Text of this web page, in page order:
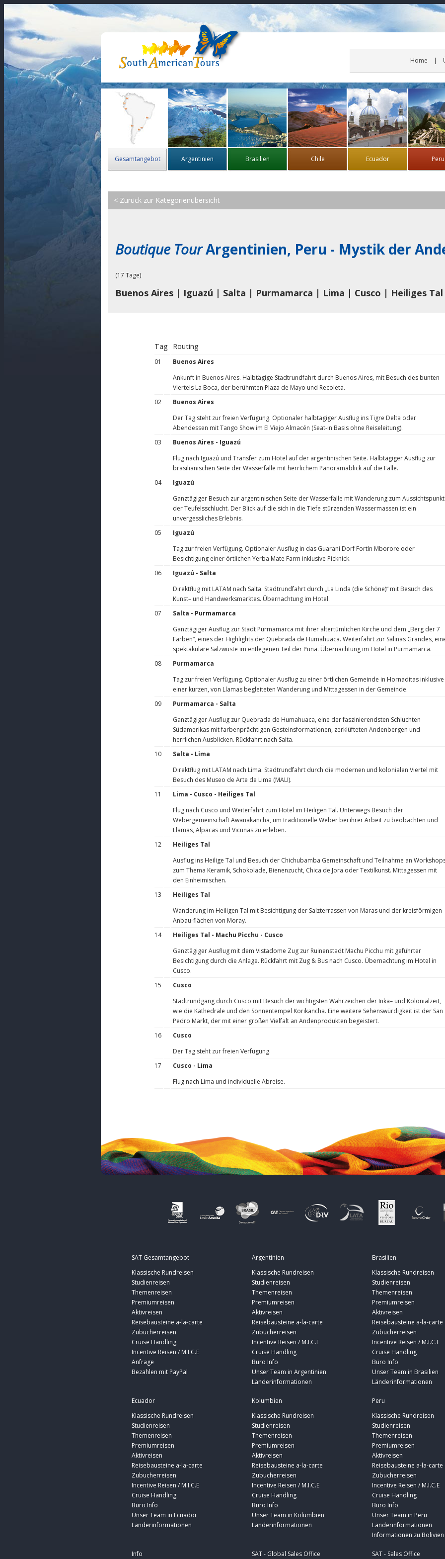
Home
Gesamtangebot Argentinien Brasilien Chile Ecuador Peru
< Zurück zur Kategorienübersicht
Boutique TourArgentinien, Peru - Mystik der
(17 Tage)
Buenos Aires | Iguazú | Salta | Purmamarca | Lima | Cusco | Heiliges Tal
Tag Routing
01
Buenos Aires
Ankunft in Buenos Aires. Halbtägige Stadtrundfahrt durch Buenos Aires, mit Besuch des bunten
Viertels La Boca, der berühmten Plaza de Mayo und Recoleta.
02
Buenos Aires
Der Tag steht zur freien Verfügung. Optionaler halbtägiger Ausflug ins Tigre Delta oder
Abendessen mit Tango Show im El Viejo Almacén (Seat-in Basis ohne Reiseleitung).
03
Buenos Aires - Iguazú
Flug nach Iguazú und Transfer zum Hotel auf der argentinischen Seite. Halbtägiger Ausflug zur
brasilianischen Seite der Wasserfälle mit herrlichem Panoramablick auf die Fälle.
04
Iguazú
Ganztägiger Besuch zur argentinischen Seite der Wasserfälle mit Wanderung zum Aussichtspunkt
der Teufelsschlucht. Der Blick auf die sich in die Tiefe stürzenden Wassermassen ist ein
unvergessliches Erlebnis.
05
Iguazú
Tag zur freien Verfügung. Optionaler Ausflug in das Guarani Dorf Fortín Mborore oder
Besichtigung einer örtlichen Yerba Mate Farm inklusive Picknick.
06
Iguazú - Salta
Direktflug mit LATAM nach Salta. Stadtrundfahrt durch „La Linda (die Schöne)“ mit Besuch des
Kunst– und Handwerksmarktes. Übernachtung im Hotel.
07
Salta - Purmamarca
Ganztägiger Ausflug zur Stadt Purmamarca mit ihrer altertümlichen Kirche und dem „Berg der 7
Farben“, eines der Highlights der Quebrada de Humahuaca. Weiterfahrt zur Salinas Grandes,
spektakuläre Salzwüste im entlegenen Teil der Puna. Übernachtung im Hotel in Purmamarca.
08
Purmamarca
Tag zur freien Verfügung. Optionaler Ausflug zu einer örtlichen Gemeinde in Hornaditas inklusive
einer kurzen, von Llamas begleiteten Wanderung und Mittagessen in der Gemeinde.
09
Purmamarca - Salta
Ganztägiger Ausflug zur Quebrada de Humahuaca, eine der faszinierendsten Schluchten
Südamerikas mit farbenprächtigen Gesteinsformationen, zerklüfteten Andenbergen und
herrlichen Ausblicken. Rückfahrt nach Salta.
10
Salta - Lima
Direktflug mit LATAM nach Lima. Stadtrundfahrt durch die modernen und kolonialen Viertel mit
Besuch des Museo de Arte de Lima (MALI).
11
Lima - Cusco - Heiliges Tal
Flug nach Cusco und Weiterfahrt zum Hotel im Heiligen Tal. Unterwegs Besuch der
Webergemeinschaft Awanakancha, um traditionelle Weber bei ihrer Arbeit zu beobachten und
Llamas, Alpacas und Vicunas zu erleben.
12
Heiliges Tal
Ausflug ins Heilige Tal und Besuch der Chichubamba Gemeinschaft und Teilnahme an
zum Thema Keramik, Schokolade, Bienenzucht, Chica de Jora oder Textilkunst. Mittagessen mit
den Einheimischen.
13
Heiliges Tal
Wanderung im Heiligen Tal mit Besichtigung der Salzterrassen von Maras und der kreisförmigen
Anbau-flächen von Moray.
14
Heiliges Tal - Machu Picchu - Cusco
Ganztägiger Ausflug mit dem Vistadome Zug zur Ruinenstadt Machu Picchu mit geführter
Besichtigung durch die Anlage. Rückfahrt mit Zug & Bus nach Cusco. Übernachtung im Hotel in
Cusco.
15
Cusco
Stadtrundgang durch Cusco mit Besuch der wichtigsten Wahrzeichen der Inka– und Kolonialzeit,
wie die Kathedrale und den Sonnentempel Korikancha. Eine weitere Sehenswürdigkeit ist der San
Pedro Markt, der mit einer großen Vielfalt an Andenprodukten begeistert.
16
Cusco
Der Tag steht zur freien Verfügung.
17
Cusco - Lima
Flug nach Lima und individuelle Abreise.
SAT Gesamtangebot
Klassische Rundreisen
Studienreisen
Themenreisen
Premiumreisen
Aktivreisen
Reisebausteine a-la-carte
Zubucherreisen
Cruise Handling
Incentive Reisen / M.I.C.E
Anfrage
Bezahlen mit PayPal
Argentinien
Klassische Rundreisen
Studienreisen
Themenreisen
Premiumreisen
Aktivreisen
Reisebausteine a-la-carte
Zubucherreisen
Incentive Reisen / M.I.C.E
Cruise Handling
Büro Info
Unser Team in Argentinien
Länderinformationen
Brasilien
Klassische Rundreisen
Studienreisen
Themenreisen
Premiumreisen
Aktivreisen
Reisebausteine a-la-carte
Zubucherreisen
Incentive Reisen / M.I.C.E
Cruise Handling
Büro Info
Unser Team in Brasilien
Länderinformationen
Ecuador
Klassische Rundreisen
Studienreisen
Themenreisen
Premiumreisen
Aktivreisen
Reisebausteine a-la-carte
Zubucherreisen
Incentive Reisen / M.I.C.E
Cruise Handling
Büro Info
Unser Team in Ecuador
Länderinformationen
Kolumbien
Klassische Rundreisen
Studienreisen
Themenreisen
Premiumreisen
Aktivreisen
Reisebausteine a-la-carte
Zubucherreisen
Incentive Reisen / M.I.C.E
Cruise Handling
Büro Info
Unser Team in Kolumbien
Länderinformationen
Peru
Klassische Rundreisen
Studienreisen
Themenreisen
Premiumreisen
Aktivreisen
Reisebausteine a-la-carte
Zubucherreisen
Incentive Reisen / M.I.C.E
Cruise Handling
Büro Info
Unser Team in Peru
Länderinformationen
Informationen zu Bolivien
Info SAT - Global Sales Office SAT - Sales Office